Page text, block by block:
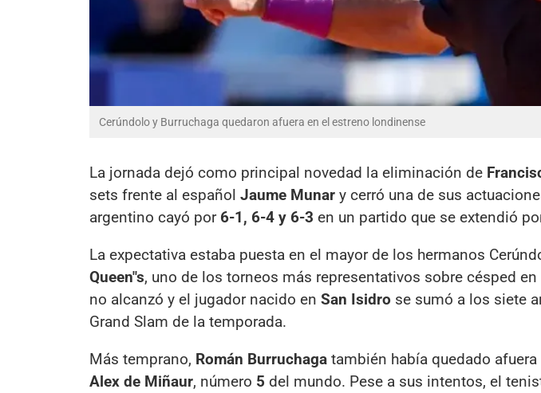
Cerúndolo y Burruchaga quedaron afuera en el estreno londinense
La jornada dejó como principal novedad la eliminación de
sets frente al español Jaume Munar y cerró una de sus
argentino cayó por 6-1, 6-4 y 6-3 en un partido que se extendió
La expectativa estaba puesta en el mayor de los hermanos
Queen"s, uno de los torneos más representativos sobre césped
no alcanzó y el jugador nacido en San Isidro se sumó a los siete
Grand Slam de la temporada.
Más temprano, Román Burruchaga también había quedado
Alex de Miñaur, número 5 del mundo. Pese a sus intentos, el